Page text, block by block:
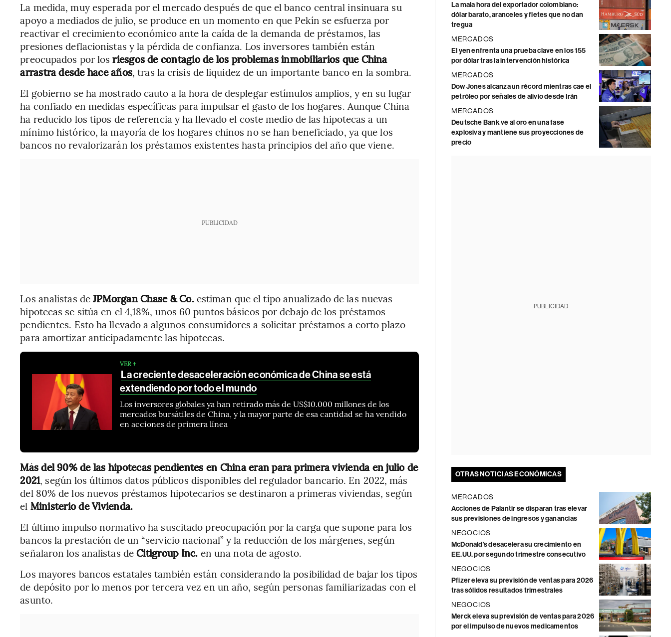
La medida, muy esperada por el mercado después de que el banco central insinuara su
apoyo a mediados de julio, se produce en un momento en que Pekín se esfuerza por
reactivar el crecimiento económico ante la caída de la demanda de préstamos, las
presiones deflacionistas y la pérdida de confianza. Los inversores también están
preocupados por losriesgos de contagio de los problemas inmobiliarios que China
arrastra desde hace años, tras la crisis de liquidez de un importante banco en la sombra.
El gobierno se ha mostrado cauto a la hora de desplegar estímulos amplios, y en su lugar
ha confiado en medidas específicas para impulsar el gasto de los hogares. Aunque China
ha reducido los tipos de referencia y ha llevado el coste medio de las hipotecas a un
mínimo histórico, la mayoría de los hogares chinos no se han beneficiado, ya que los
bancos no revalorizarán los préstamos existentes hasta principios del año que viene.
PUBLICIDAD
Los analistas deJPMorgan Chase & Co.estiman que el tipo anualizado de las nuevas
hipotecas se sitúa en el 4,18%, unos 60 puntos básicos por debajo de los préstamos
pendientes. Esto ha llevado a algunos consumidores a solicitar préstamos a corto plazo
para amortizar anticipadamente las hipotecas.
VER +
La creciente desaceleración económica de China se está
extendiendo por todo el mundo
Los inversores globales ya han retirado más de US$10.000 millones de los
mercados bursátiles de China, y la mayor parte de esa cantidad se ha vendido
en acciones de primera línea
Más del 90% de las hipotecas pendientes en China eran para primera vivienda en julio de
2021, según los últimos datos públicos disponibles del regulador bancario. En 2022, más
del 80% de los nuevos préstamos hipotecarios se destinaron a primeras viviendas, según
el Ministerio de Vivienda.
El último impulso normativo ha suscitado preocupación por la carga que supone para los
bancos la prestación de un “servicio nacional” y la reducción de los márgenes, según
señalaron los analistas deCitigroup Inc. en una nota de agosto.
Los mayores bancos estatales también están considerando la posibilidad de bajar los tipos
de depósito por lo menos por tercera vez en un año, según personas familiarizadas con el
asunto.
La mala hora del exportador colombiano:
dólar barato, aranceles y fletes que no dan
tregua
MERCADOS
El yen enfrenta una prueba clave en los 155
por dólar tras la intervención histórica
MERCADOS
Dow Jones alcanza un récord mientras cae el
petróleo por señales de alivio desde Irán
MERCADOS
Deutsche Bank ve al oro en una fase
explosiva y mantiene sus proyecciones de
precio
PUBLICIDAD
OTRAS NOTICIAS ECONÓMICAS
MERCADOS
Acciones de Palantir se disparan tras elevar
sus previsiones de ingresos y ganancias
NEGOCIOS
McDonald’s desacelera su crecimiento en
EE.UU. por segundo trimestre consecutivo
NEGOCIOS
Pfizer eleva su previsión de ventas para 2026
tras sólidos resultados trimestrales
NEGOCIOS
Merck eleva su previsión de ventas para 2026
por el impulso de nuevos medicamentos